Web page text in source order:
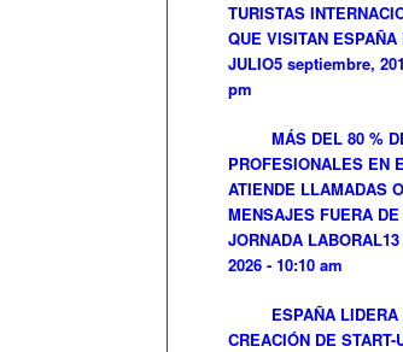
TURISTAS
QUE VISITAN ESPAÑA
JULIO5 septiembre,
pm
MÁS DEL 80 %
PROFESIONALES EN
ATIENDE LLAMADAS O
MENSAJES FUERA
JORNADA LABORAL
2026 - 10:10 am
ESPAÑA
CREACIÓN DE START-